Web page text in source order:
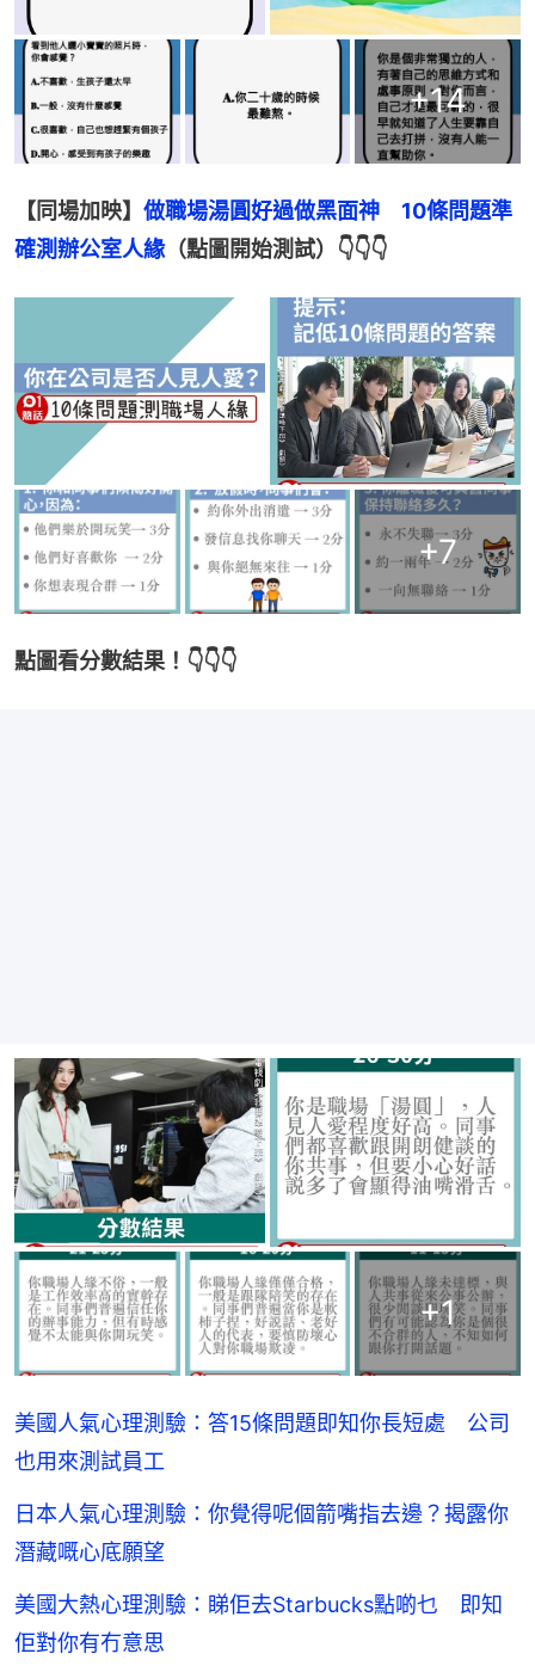
+14
【同場加映】 做職場湯圓好過做黑面神　10條問題準
確測辦公室人緣（點圖開始測試）👇👇👇
+7
點圖看分數結果！👇👇👇
+1
美國人氣心理測驗：答15條問題即知你長短處 公司
也用來測試員工
日本人氣心理測驗：你覺得呢個箭嘴指去邊？揭露你
潛藏嘅心底願望
美國大熱心理測驗：睇佢去Starbucks點啲乜 即知
佢對你有冇意思